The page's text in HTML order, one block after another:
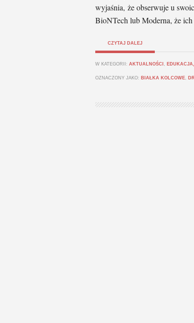
wyjaśnia, że ​​obserwuje u
BioNTech lub Moderna, że ​​ich
CZYTAJ DALEJ
W KATEGORII: AKTUALNOŚCI ,
OZNACZONY JAKO: BIAŁKA KOLCOWE,